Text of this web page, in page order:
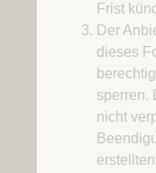
Frist
Der
dieses
sperren.
nicht